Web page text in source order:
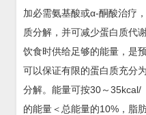
加必需氨基酸或α-酮酸治疗
质分解，并可减少蛋白质代
饮食时供给足够的能量，是
可以保证有限的蛋白质充分
分解。能量可按30～35kcal/
的能量＜总能量的10%，脂